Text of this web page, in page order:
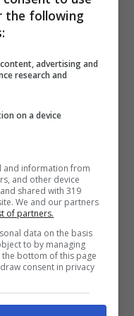
da Instagram)
riesce sempre
the following
advertising and
research and
on a device
and information from
and other device
shared with 319
We and our partners
of partners.
data on the basis
to by managing
bottom of this page
consent in privacy